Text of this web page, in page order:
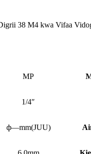
38 M4 kwa Vifaa
MP
1/4″
ф—mm(JUU)